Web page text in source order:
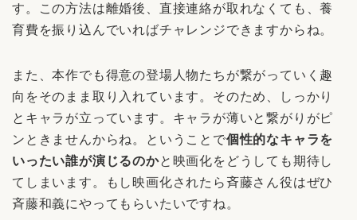
す。この方法は離婚後、直接連絡が取れなくても、養
育費を振り込んでいればチャレンジできますからね。
また、本作でも得意の登場人物たちが繋がっていく趣
向をそのまま取り入れています。そのため、しっかり
とキャラが立っています。キャラが薄いと繋がりがピ
ンときませんからね。ということで個性的なキャラを
いったい誰が演じるのかと映画化をどうしても期待し
てしまいます。もし映画化されたら斉藤さん役はぜひ
斉藤和義にやってもらいたいですね。